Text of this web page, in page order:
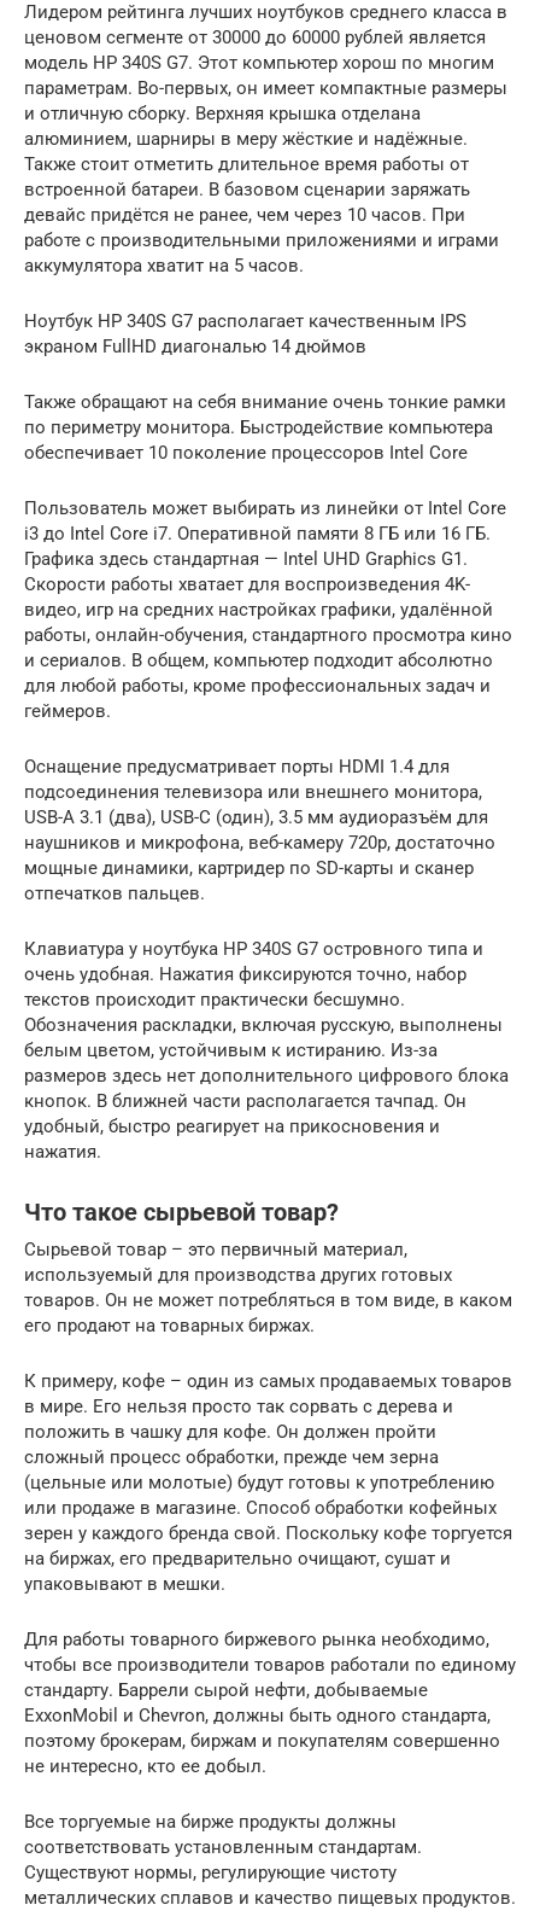
Лидером рейтинга лучших ноутбуков среднего класса в
ценовом сегменте от 30000 до 60000 рублей является
модель HP 340S G7. Этот компьютер хорош по многим
параметрам. Во-первых, он имеет компактные размеры
и отличную сборку. Верхняя крышка отделана
алюминием, шарниры в меру жёсткие и надёжные.
Также стоит отметить длительное время работы от
встроенной батареи. В базовом сценарии заряжать
девайс придётся не ранее, чем через 10 часов. При
работе с производительными приложениями и играми
аккумулятора хватит на 5 часов.
Ноутбук HP 340S G7 располагает качественным IPS
экраном FullHD диагональю 14 дюймов
Также обращают на себя внимание очень тонкие рамки
по периметру монитора. Быстродействие компьютера
обеспечивает 10 поколение процессоров Intel Core
Пользователь может выбирать из линейки от Intel Core
i3 до Intel Core i7. Оперативной памяти 8 ГБ или 16 ГБ.
Графика здесь стандартная — Intel UHD Graphics G1.
Скорости работы хватает для воспроизведения 4K-
видео, игр на средних настройках графики, удалённой
работы, онлайн-обучения, стандартного просмотра кино
и сериалов. В общем, компьютер подходит абсолютно
для любой работы, кроме профессиональных задач и
геймеров.
Оснащение предусматривает порты HDMI 1.4 для
подсоединения телевизора или внешнего монитора,
USB-A 3.1 (два), USB-C (один), 3.5 мм аудиоразъём для
наушников и микрофона, веб-камеру 720p, достаточно
мощные динамики, картридер по SD-карты и сканер
отпечатков пальцев.
Клавиатура у ноутбука HP 340S G7 островного типа и
очень удобная. Нажатия фиксируются точно, набор
текстов происходит практически бесшумно.
Обозначения раскладки, включая русскую, выполнены
белым цветом, устойчивым к истиранию. Из-за
размеров здесь нет дополнительного цифрового блока
кнопок. В ближней части располагается тачпад. Он
удобный, быстро реагирует на прикосновения и
нажатия.
Что такое сырьевой товар?
Сырьевой товар – это первичный материал,
используемый для производства других готовых
товаров. Он не может потребляться в том виде, в каком
его продают на товарных биржах.
К примеру, кофе – один из самых продаваемых товаров
в мире. Его нельзя просто так сорвать с дерева и
положить в чашку для кофе. Он должен пройти
сложный процесс обработки, прежде чем зерна
(цельные или молотые) будут готовы к употреблению
или продаже в магазине. Способ обработки кофейных
зерен у каждого бренда свой. Поскольку кофе торгуется
на биржах, его предварительно очищают, сушат и
упаковывают в мешки.
Для работы товарного биржевого рынка необходимо,
чтобы все производители товаров работали по единому
стандарту. Баррели сырой нефти, добываемые
ExxonMobil и Chevron, должны быть одного стандарта,
поэтому брокерам, биржам и покупателям совершенно
не интересно, кто ее добыл.
Все торгуемые на бирже продукты должны
соответствовать установленным стандартам.
Существуют нормы, регулирующие чистоту
металлических сплавов и качество пищевых продуктов.